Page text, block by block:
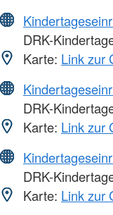
DRK-
Karte: Link zur
DRK-
Karte: Link zur
DRK-
Karte: Link zur